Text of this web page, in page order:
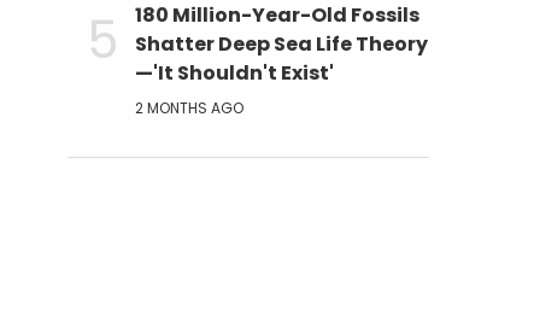
180 Million-Year-Old Fossils
Shatter Deep Sea Life Theory
—'It Shouldn't Exist'
2 MONTHS AGO